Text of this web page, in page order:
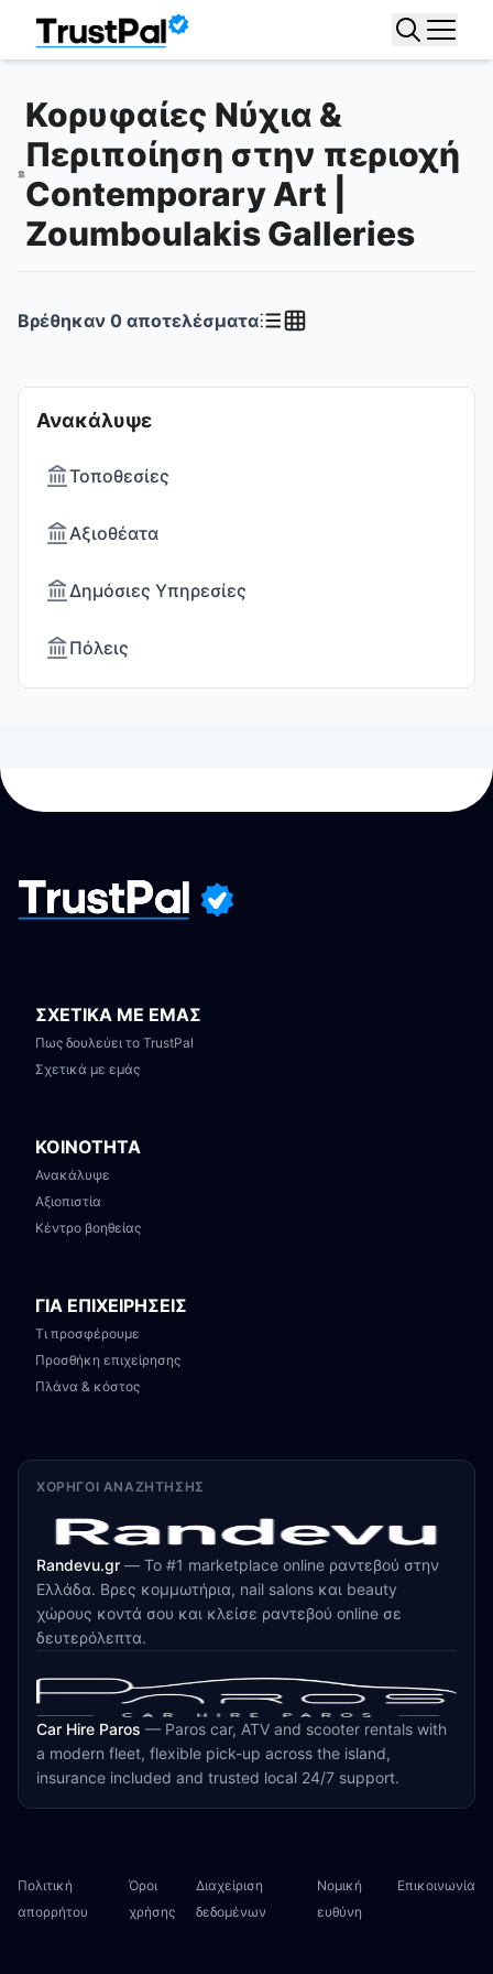
Κορυφαίες Νύχια &
Περιποίηση στην περιοχή
Contemporary Art |
Zoumboulakis Galleries
Ανακάλυψε
Τοποθεσίες
Αξιοθέατα
Δημόσιες Υπηρεσίες
Πόλεις
Βρέθηκαν 0 αποτελέσματα
ΣΧΕΤΙΚΑ ΜΕ ΕΜΑΣ
Πως δουλεύει το TrustPal
Σχετικά με εμάς
ΚΟΙΝΟΤΗΤΑ
Ανακάλυψε
Αξιοπιστία
Κέντρο βοηθείας
ΓΙΑ ΕΠΙΧΕΙΡΗΣΕΙΣ
Τι προσφέρουμε
Προσθήκη επιχείρησης
Πλάνα & κόστος
ΧΟΡΗΓΟΊ ΑΝΑΖΉΤΗΣΗΣ
Randevu.gr — Το #1 marketplace online ραντεβού στην
Ελλάδα. Βρες κομμωτήρια, nail salons και beauty
χώρους κοντά σου και κλείσε ραντεβού online σε
δευτερόλεπτα.
Car Hire Paros — Paros car, ATV and scooter rentals with
a modern fleet, flexible pick-up across the island,
insurance included and trusted local 24/7 support.
Πολιτική
απορρήτου
Όροι
χρήσης
Διαχείριση
δεδομένων
Νομική
ευθύνη
Επικοινωνία